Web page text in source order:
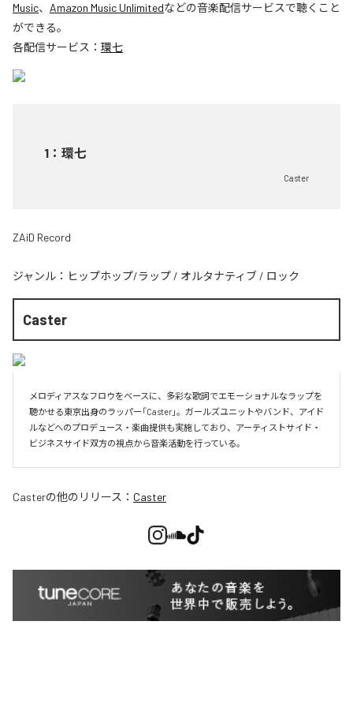
Music、 Amazon Music Unlimitedなどの音楽配信サービスで聴くこと
ができる。
各配信サービス： 環七
1 ： 環七
Caster
ZAiD Record
ジャンル： ヒップホップ/ラップ / オルタナティブ / ロック
Caster
メロディアスなフロウをベースに、多彩な歌詞でエモーショナルなラップを
聴かせる東京出身のラッパー「Caster」。ガールズユニットやバンド、アイド
ルなどへのプロデュース・楽曲提供も実施しており、アーティストサイド・
ビジネスサイド双方の視点から音楽活動を行っている。
Casterの他のリリース： Caster